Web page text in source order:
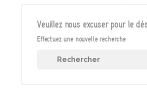
Veuillez nous excuser pour le
Effectuez une nouvelle recherche